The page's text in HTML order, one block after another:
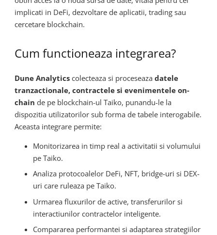
implicati in DeFi, dezvoltare de aplicatii, trading sau
cercetare blockchain.
Cum functioneaza integrarea?
Dune Analytics colecteaza si proceseaza datele
tranzactionale, contractele si evenimentele on-
chain de pe blockchain-ul Taiko, punandu-le la
dispozitia utilizatorilor sub forma de tabele interogabile.
Aceasta integrare permite:
Monitorizarea in timp real a activitatii si volumului
pe Taiko.
Analiza protocoalelor DeFi, NFT, bridge-uri si DEX-
uri care ruleaza pe Taiko.
Urmarea fluxurilor de active, transferurilor si
interactiunilor contractelor inteligente.
Compararea performantei si adaptarea strategiilor